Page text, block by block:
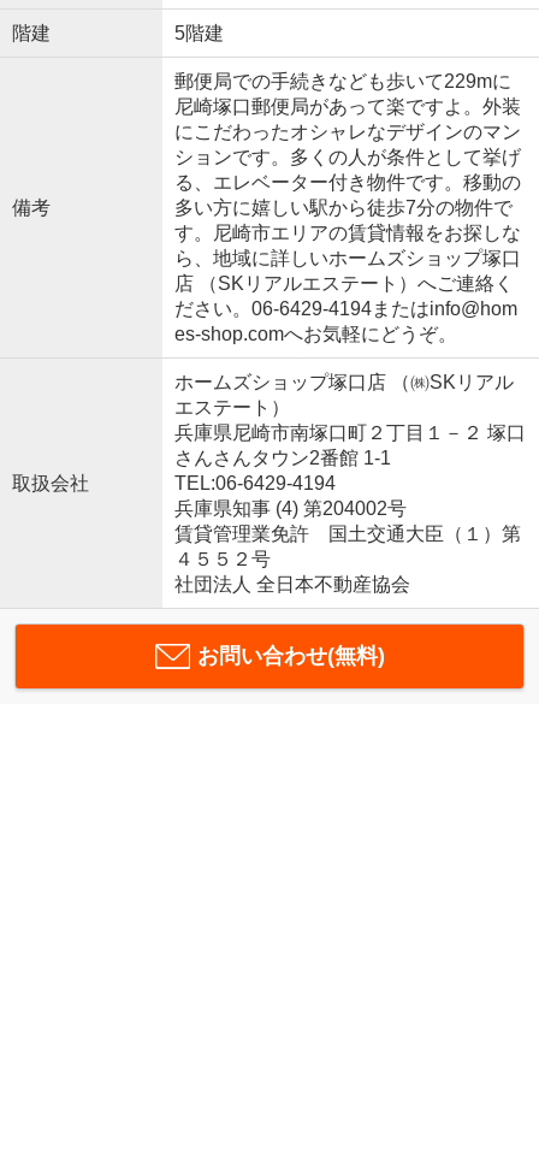
階建 5階建
備考
郵便局での手続きなども歩いて229mに
尼崎塚口郵便局があって楽ですよ。外装
にこだわったオシャレなデザインのマン
ションです。多くの人が条件として挙げ
る、エレベーター付き物件です。移動の
多い方に嬉しい駅から徒歩7分の物件で
す。尼崎市エリアの賃貸情報をお探しな
ら、地域に詳しいホームズショップ塚口
店 （SKリアルエステート）へご連絡く
ださい。06-6429-4194またはinfo@hom
es-shop.comへお気軽にどうぞ。
取扱会社
ホームズショップ塚口店 （㈱SKリアル
エステート）
兵庫県尼崎市南塚口町２丁目１－２ 塚口
さんさんタウン2番館 1-1
TEL:06-6429-4194
兵庫県知事 (4) 第204002号
賃貸管理業免許 国土交通大臣（１）第
４５５２号
社団法人 全日本不動産協会
お問い合わせ(無料)